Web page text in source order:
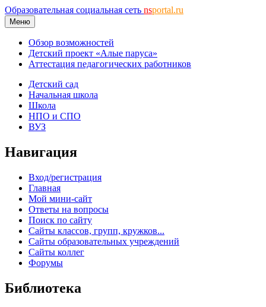
Образовательная социальная сеть nsportal.ru
Меню
Обзор возможностей
Детский проект «Алые паруса»
Аттестация педагогических работников
Детский сад
Начальная школа
Школа
НПО и СПО
ВУЗ
Навигация
Вход/регистрация
Главная
Мой мини-сайт
Ответы на вопросы
Поиск по сайту
Сайты классов, групп, кружков...
Сайты образовательных учреждений
Сайты коллег
Форумы
Библиотека